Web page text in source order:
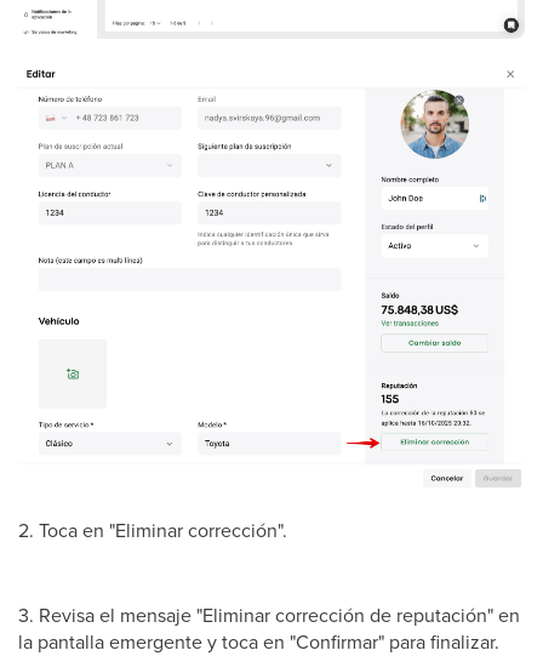
2. Toca en "Eliminar corrección".
3. Revisa el mensaje "Eliminar corrección de reputación" en
la pantalla emergente y toca en "Confirmar" para finalizar.